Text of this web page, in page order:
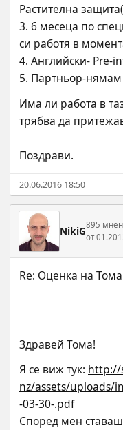
Растителна
3. 6 месеца по
си работя в
4. Английски- Pre-
5. Партньор-нямам
Има ли работа в
трябва да
Поздрави.
20.06.2016 18:50
NikiG895
от
Здравей Тома!
Я се виж тук: http://
nz/assets/uploads/
-03-30-.pdf
Според мен